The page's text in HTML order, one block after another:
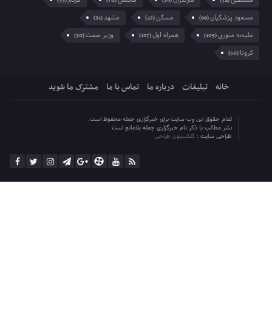
مسعود پزشکیان(69) مسکن(42) مشهد(31)
ملیحه منوری(105) همراه اول(127) وزیر صمت(30)
کرونا(50)
خانه تبلیغات درباره ما تماس با ما مشترک ما شوید
تمام حقوق این وب سایت برای خبرگزاری جمله محفوظ است.
نشر مطالب با ذکر نام خبرگزاری جمله بلامانع است.
طراحی سایت : کلکسیون طراحی